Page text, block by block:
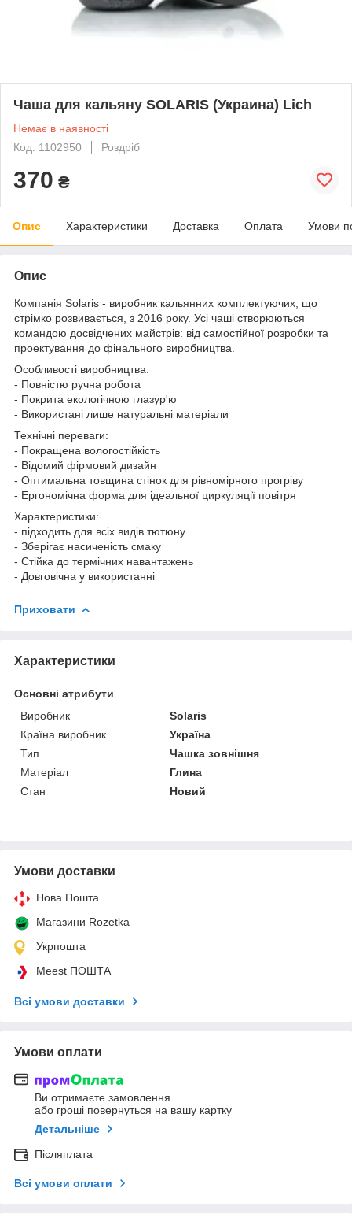
Чаша для кальяну SOLARIS (Украина) Lich
Немає в наявності
Код: 1102950
Роздріб
370 ₴
Опис Характеристики Доставка Оплата Умови
Опис
Компанія Solaris - виробник кальянних комплектуючих, що
стрімко розвивається, з 2016 року. Усі чаші створюються
командою досвідчених майстрів: від самостійної розробки та
проектування до фінального виробництва.
Особливості виробництва:
- Повністю ручна робота
- Покрита екологічною глазур'ю
- Використані лише натуральні матеріали
Технічні переваги:
- Покращена вологостійкість
- Відомий фірмовий дизайн
- Оптимальна товщина стінок для рівномірного прогріву
- Ергономічна форма для ідеальної циркуляції повітря
Характеристики:
- підходить для всіх видів тютюну
- Зберігає насиченість смаку
- Стійка до термічних навантажень
- Довговічна у використанні
Приховати
Характеристики
Основні атрибути
Виробник
Solaris
Країна виробник
Україна
Тип
Чашка зовнішня
Матеріал
Глина
Стан
Новий
Умови доставки
Нова Пошта
Магазини Rozetka
Укрпошта
Meest ПОШТА
Всі умови доставки
Умови оплати
Ви отримаєте замовлення
або гроші повернуться на вашу картку
Детальніше
Післяплата
Всі умови оплати